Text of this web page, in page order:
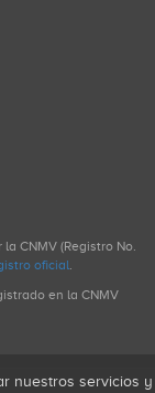
CNMV (Registro No.
oficial.
en la CNMV
nuestros servicios